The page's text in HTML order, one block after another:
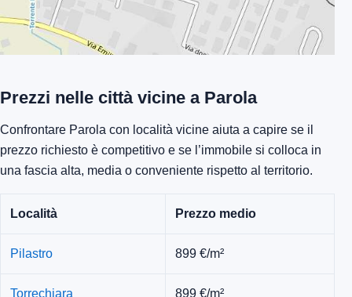
Prezzi nelle città vicine a Parola
Confrontare Parola con località vicine aiuta a capire se il
prezzo richiesto è competitivo e se l’immobile si colloca in
una fascia alta, media o conveniente rispetto al territorio.
Località Prezzo medio
Pilastro 899 €/m²
Torrechiara 899 €/m²